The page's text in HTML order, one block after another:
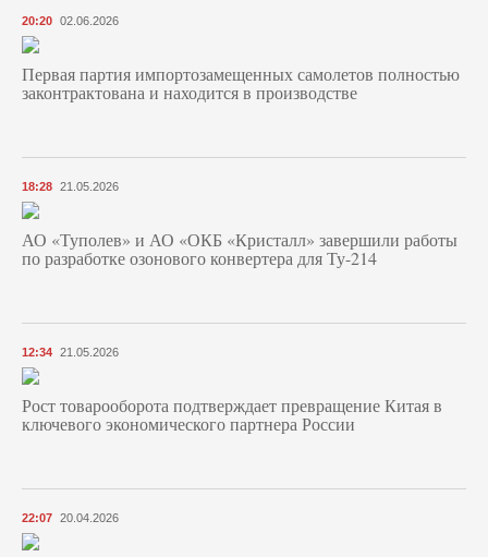
20:20 02.06.2026
Первая партия импортозамещенных самолетов полностью
законтрактована и находится в производстве
18:28 21.05.2026
АО «Туполев» и АО «ОКБ «Кристалл» завершили работы
по разработке озонового конвертера для Ту-214
12:34 21.05.2026
Рост товарооборота подтверждает превращение Китая в
ключевого экономического партнера России
22:07 20.04.2026